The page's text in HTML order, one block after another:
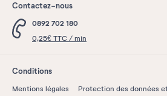
Contactez-nous
0892 702 180
0,25€ TTC / min
Conditions
Mentions légales
Protection des données